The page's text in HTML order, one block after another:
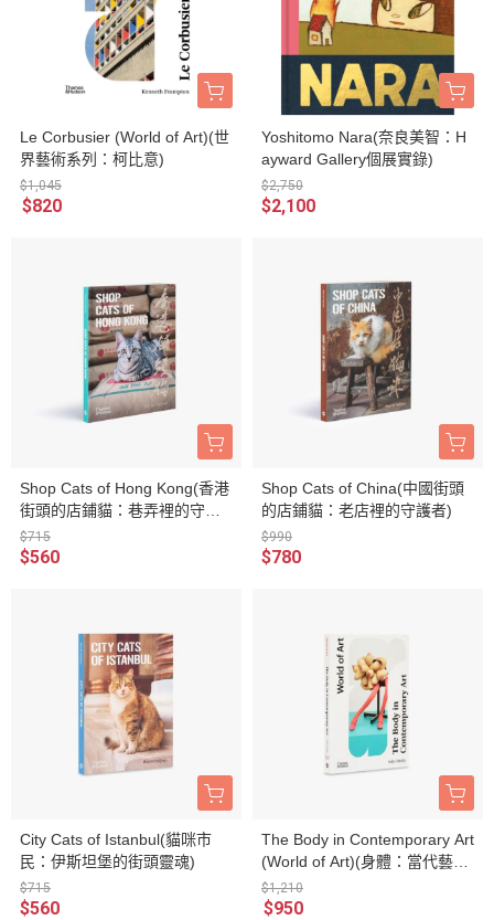
Le Corbusier (World of Art)(世
界藝術系列：柯比意)
$1,045
$820
Yoshitomo Nara(奈良美智：H
ayward Gallery個展實錄)
$2,750
$2,100
Shop Cats of Hong Kong(香港
街頭的店鋪貓：巷弄裡的守財
靈)
$715
$560
Shop Cats of China(中國街頭
的店鋪貓：老店裡的守護者)
$990
$780
City Cats of Istanbul(貓咪市
民：伊斯坦堡的街頭靈魂)
$715
$560
The Body in Contemporary Art
(World of Art)(身體：當代藝術
中的議題戰場)
$1,210
$950